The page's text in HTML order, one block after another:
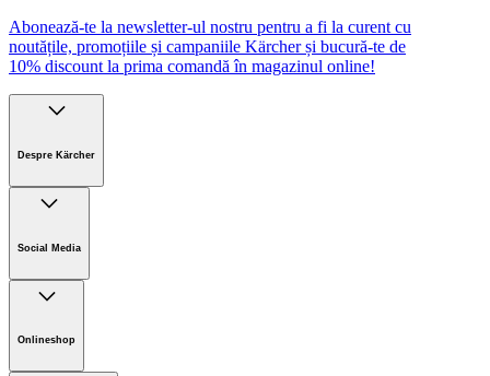
Abonează-te la newsletter-ul nostru pentru a fi la curent cu
noutățile, promoțiile și campaniile Kärcher și bucură-te de
10% discount la prima comandă în magazinul online!
Despre Kärcher
Sustenabilitate
Noutati
Social Media
Onlineshop